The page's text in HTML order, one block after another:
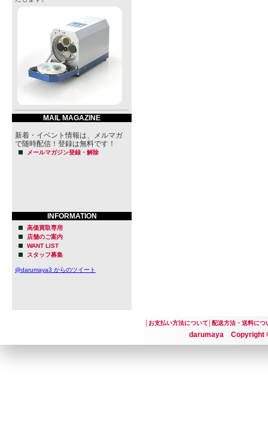
MAIL MAGAZINE
新着・イベント情報は、メルマガ
で随時配信！登録は無料です！
メールマガジン登録・解除
INFORMATION
高価買取専用
店舗のご案内
WANT LIST
スタッフ募集
@darumaya3 からのツイート
お支払い方法について│ 配送方法・送料につ
darumaya Copyright